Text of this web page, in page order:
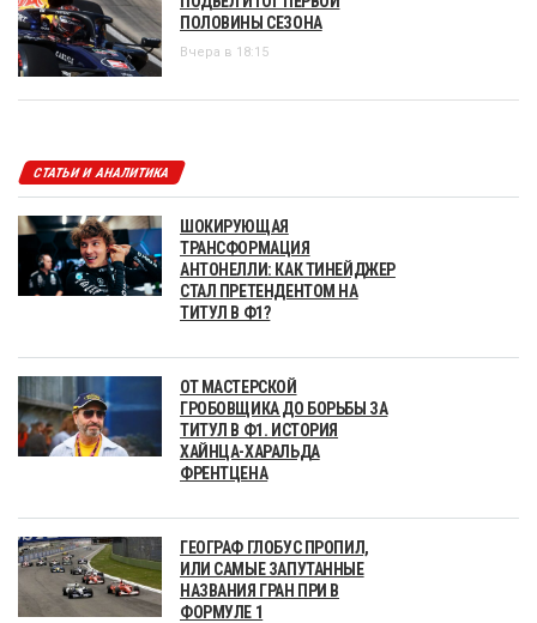
ПОЛОВИНЫ СЕЗОНА
Вчера в 18:15
СТАТЬИ И АНАЛИТИКА
ШОКИРУЮЩАЯ
ТРАНСФОРМАЦИЯ
АНТОНЕЛЛИ: КАК ТИНЕЙДЖЕР
СТАЛ ПРЕТЕНДЕНТОМ НА
ТИТУЛ В Ф1?
ОТ МАСТЕРСКОЙ
ГРОБОВЩИКА ДО БОРЬБЫ ЗА
ТИТУЛ В Ф1. ИСТОРИЯ
ХАЙНЦА-ХАРАЛЬДА
ФРЕНТЦЕНА
ГЕОГРАФ ГЛОБУС ПРОПИЛ,
ИЛИ САМЫЕ ЗАПУТАННЫЕ
НАЗВАНИЯ ГРАН ПРИ В
ФОРМУЛЕ 1